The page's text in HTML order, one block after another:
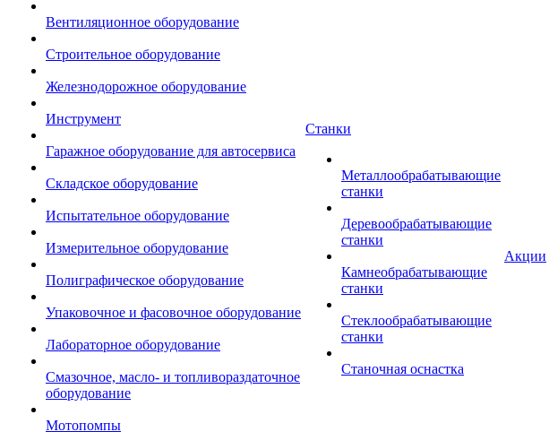
Вентиляционное оборудование
Строительное оборудование
Железнодорожное оборудование
Инструмент
Гаражное оборудование для автосервиса
Складское оборудование
Испытательное оборудование
Измерительное оборудование
Полиграфическое оборудование
Упаковочное и фасовочное оборудование
Лабораторное оборудование
Смазочное, масло- и топливораздаточное
оборудование
Мотопомпы
Станки
Металлообрабатывающие
станки
Деревообрабатывающие
станки
Камнеобрабатывающие
станки
Стеклообрабатывающие
станки
Станочная оснастка
Акции